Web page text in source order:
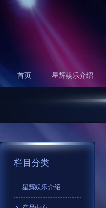
首页 星辉娱乐介绍
栏目分类
星辉娱乐介绍